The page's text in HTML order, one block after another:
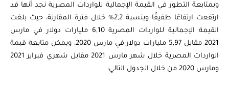
وبمتابعة التطور في القيمة الإجمالية للواردات المصرية نجد أنها قد
ارتفعت ارتفاعًا طفيفًا وبنسبة 2,2% خلال فترة المقارنة، حيث بلغت
القيمة الإجمالية للواردات المصرية 6,10 مليارات دولار في مارس
2021 مقابل 5,97 مليارات دولار في مارس 2020، ويمكن متابعة قيمة
الواردات المصرية خلال شهر مارس 2021 مقابل شهري فبراير 2021
ومارس 2020 من خلال الجدول التالي: